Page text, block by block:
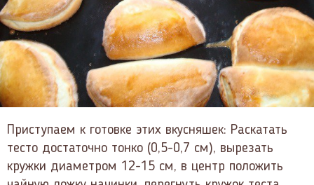
Приступаем к готовке этих вкусняшек: Раскатать
тесто достаточно тонко (0,5-0,7 см), вырезать
кружки диаметром 12-15 см, в центр положить